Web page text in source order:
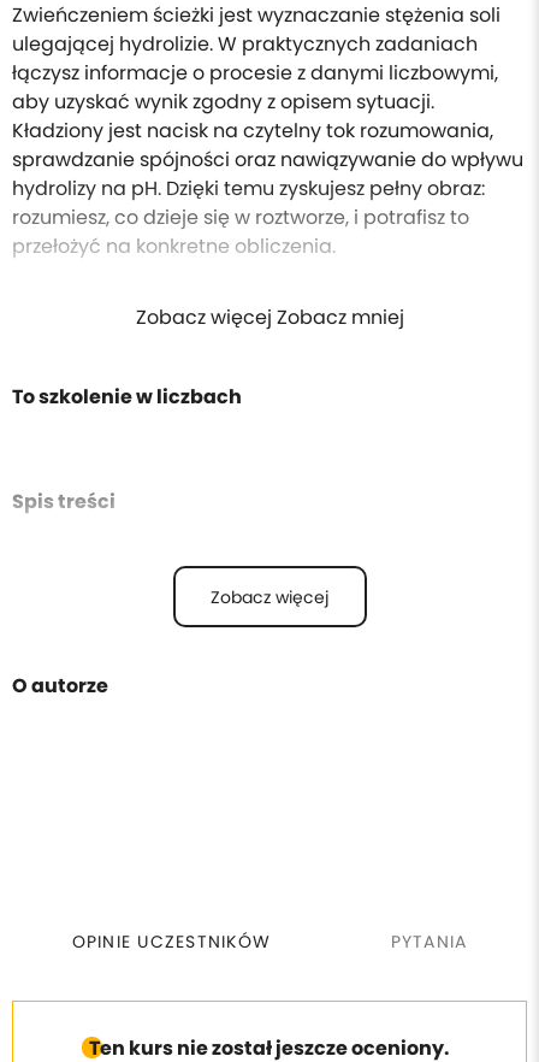
Zwieńczeniem ścieżki jest wyznaczanie stężenia soli
ulegającej hydrolizie. W praktycznych zadaniach
łączysz informacje o procesie z danymi liczbowymi,
aby uzyskać wynik zgodny z opisem sytuacji.
Kładziony jest nacisk na czytelny tok rozumowania,
sprawdzanie spójności oraz nawiązywanie do wpływu
hydrolizy na pH. Dzięki temu zyskujesz pełny obraz:
rozumiesz, co dzieje się w roztworze, i potrafisz to
przełożyć na konkretne obliczenia.
Zobacz więcej Zobacz mniej
To szkolenie w liczbach
Spis treści
Zobacz więcej
O autorze
OPINIE UCZESTNIKÓW PYTANIA
Ten kurs nie został jeszcze oceniony.